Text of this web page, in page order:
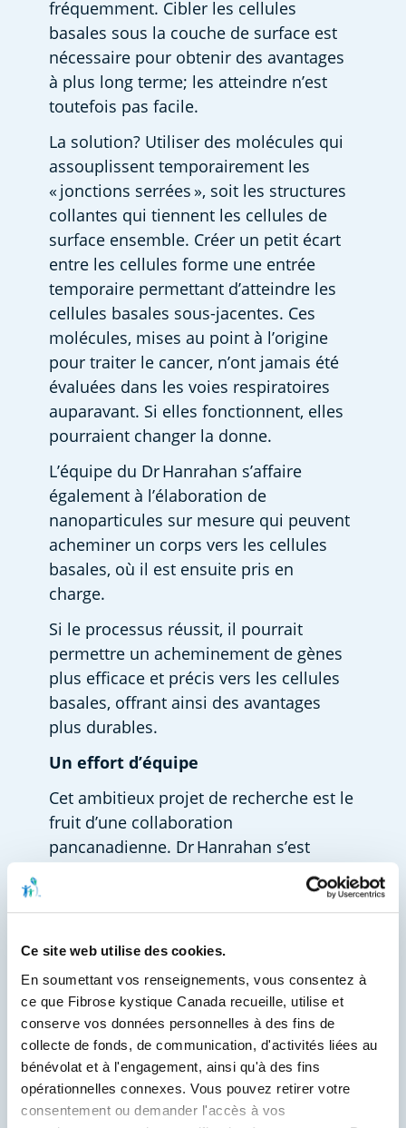
Ce site web utilise des cookies.
En soumettant vos renseignements, vous consentez à
ce que Fibrose kystique Canada recueille, utilise et
conserve vos données personnelles à des fins de
collecte de fonds, de communication, d'activités liées au
bénévolat et à l'engagement, ainsi qu'à des fins
opérationnelles connexes. Vous pouvez retirer votre
consentement ou demander l'accès à vos
fréquemment. Cibler les cellules
basales sous la couche de surface est
nécessaire pour obtenir des avantages
à plus long terme; les atteindre n’est
toutefois pas facile.
La solution? Utiliser des molécules qui
assouplissent temporairement les
« jonctions serrées », soit les structures
collantes qui tiennent les cellules de
surface ensemble. Créer un petit écart
entre les cellules forme une entrée
temporaire permettant d’atteindre les
cellules basales sous-jacentes. Ces
molécules, mises au point à l’origine
pour traiter le cancer, n’ont jamais été
évaluées dans les voies respiratoires
auparavant. Si elles fonctionnent, elles
pourraient changer la donne.
L’équipe du Dr Hanrahan s’affaire
également à l’élaboration de
nanoparticules sur mesure qui peuvent
acheminer un corps vers les cellules
basales, où il est ensuite pris en
charge.
Si le processus réussit, il pourrait
permettre un acheminement de gènes
plus efficace et précis vers les cellules
basales, offrant ainsi des avantages
plus durables.
Un effort d’équipe
Cet ambitieux projet de recherche est le
fruit d’une collaboration
pancanadienne. Dr Hanrahan s’est
associé à ses collègues Dr Kakkar et Dr
Ding de McGill, ainsi qu’à Dre Hedtrich
et Dr Carlaw de la University of British
Columbia. Bien que les outils d’édition
génique soient mis au point à
Vancouver, la plupart des études sur les
voies respiratoires et l’essentiel du
séquençage et de l’analyse sont réalisés
à Montréal.
Le financement de Génome Québec et